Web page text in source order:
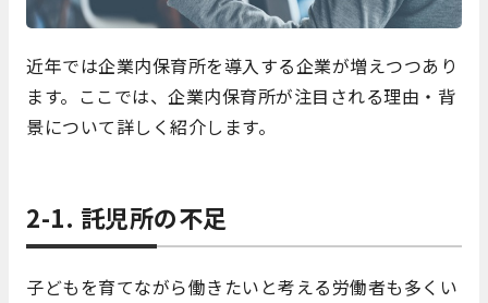
近年では企業内保育所を導入する企業が増えつつあり
ます。ここでは、企業内保育所が注目される理由・背
景について詳しく紹介します。
2-1. 託児所の不足
子どもを育てながら働きたいと考える労働者も多くい